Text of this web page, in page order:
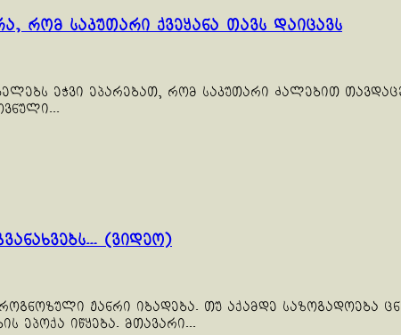
რომ საკუთარი ქვეყანა თავს დაიცავს
ეჭვი ეპარებათ, რომ საკუთარი ძალებით
(ვიდეო)
ჟანრი იბადება. თუ აქამდე საზოგადოება
ეპოქა იწყება. მთავარი...